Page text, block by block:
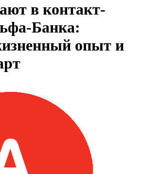
в контакт-
Банка:
опыт и